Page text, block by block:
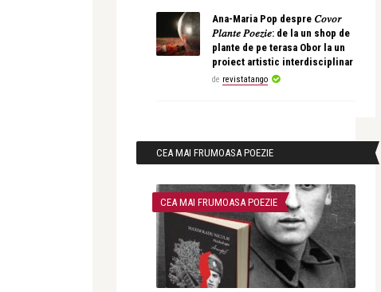
Ana-Maria Pop despre 𝐶𝑜𝑣𝑜𝑟
𝑃𝑙𝑎𝑛𝑡𝑒 𝑃𝑜𝑒𝑧𝑖𝑒: de la un shop de
plante de pe terasa Obor la un
proiect artistic interdisciplinar
de revistatango
CEA MAI FRUMOASA POEZIE
CEA MAI FRUMOASA POEZIE